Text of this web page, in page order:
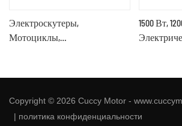
Электроскутеры,
Мотоциклы,
1000 Вт, Произведенные На
1500 Вт,
Copyright © 2026 Cuccy Motor -
| политика конфиденциальности